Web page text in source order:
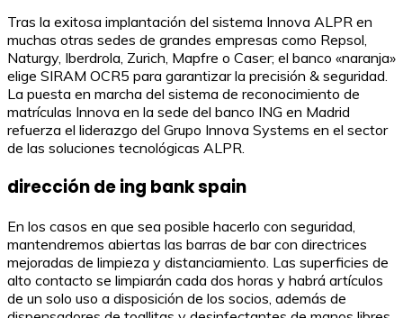
Tras la exitosa implantación del sistema Innova ALPR en
muchas otras sedes de grandes empresas como Repsol,
Naturgy, Iberdrola, Zurich, Mapfre o Caser; el banco «naranja»
elige SIRAM OCR5 para garantizar la precisión & seguridad.
La puesta en marcha del sistema de reconocimiento de
matrículas Innova en la sede del banco ING en Madrid
refuerza el liderazgo del Grupo Innova Systems en el sector
de las soluciones tecnológicas ALPR.
dirección de ing bank spain
En los casos en que sea posible hacerlo con seguridad,
mantendremos abiertas las barras de bar con directrices
mejoradas de limpieza y distanciamiento. Las superficies de
alto contacto se limpiarán cada dos horas y habrá artículos
de un solo uso a disposición de los socios, además de